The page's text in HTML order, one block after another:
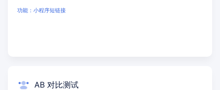
功能：小程序短链接
AB 对比测试